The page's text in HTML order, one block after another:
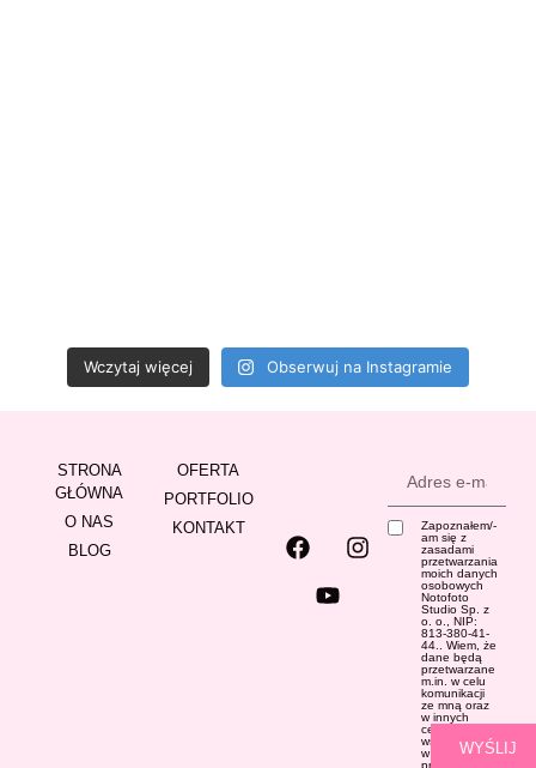
Wczytaj więcej Obserwuj na Instagramie
Zapoznałem/-
am się z
zasadami
przetwarzania
moich danych
osobowych
Notofoto
Studio Sp. z
o. o., NIP:
813-380-41-
44.. Wiem, że
dane będą
przetwarzane
m.in. w celu
komunikacji
ze mną oraz
w innych
celach
wskazanych
w
PolityceWYŚLIJ
OFERTA
PORTFOLIO
KONTAKT
STRONA
GŁÓWNA
O NAS
BLOG